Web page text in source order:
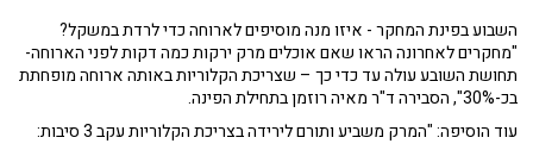
השבוע בפינת המחקר - איזו מנה מוסיפים לארוחה כדי לרדת במשקל?
"מחקרים לאחרונה הראו שאם אוכלים מרק ירקות כמה דקות לפני הארוחה-
תחושת השובע עולה עד כדי כך – שצריכת הקלוריות באותה ארוחה מופחתת
בכ-30%", הסבירה ד"ר מאיה רוזמן בתחילת הפינה.
עוד הוסיפה: "המרק משביע ותורם לירידה בצריכת הקלוריות עקב 3 סיבות: